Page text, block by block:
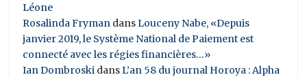
Léone
Rosalinda Fryman dansLouceny Nabe, «Depuis
janvier 2019, le Système National de Paiement est
connecté avec les régies financières…»
Ian Dombroski dansL’an 58 du journal Horoya : Alpha